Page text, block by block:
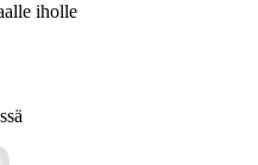
iholle